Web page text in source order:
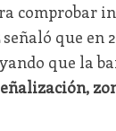
comprobar
señaló que en
que la